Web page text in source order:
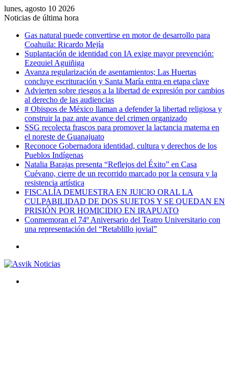
lunes, agosto 10 2026
Noticias de última hora
Gas natural puede convertirse en motor de desarrollo para
Coahuila: Ricardo Mejía
Suplantación de identidad con IA exige mayor prevención:
Ezequiel Aguiñiga
Avanza regularización de asentamientos; Las Huertas
concluye escrituración y Santa María entra en etapa clave
Advierten sobre riesgos a la libertad de expresión por cambios
al derecho de las audiencias
# Obispos de México llaman a defender la libertad religiosa y
construir la paz ante avance del crimen organizado
SSG recolecta frascos para promover la lactancia materna en
el noreste de Guanajuato
Reconoce Gobernadora identidad, cultura y derechos de los
Pueblos Indígenas
Natalia Barajas presenta “Reflejos del Éxito” en Casa
Cuévano, cierre de un recorrido marcado por la censura y la
resistencia artística
FISCALÍA DEMUESTRA EN JUICIO ORAL LA
CULPABILIDAD DE DOS SUJETOS Y SE QUEDAN EN
PRISIÓN POR HOMICIDIO EN IRAPUATO
Conmemoran el 74º Aniversario del Teatro Universitario con
una representación del “Retablillo jovial”